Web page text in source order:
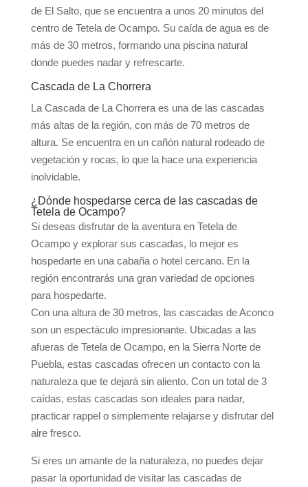
de El Salto, que se encuentra a unos 20 minutos del
centro de Tetela de Ocampo. Su caída de agua es de
más de 30 metros, formando una piscina natural
donde puedes nadar y refrescarte.
Cascada de La Chorrera
La Cascada de La Chorrera es una de las cascadas
más altas de la región, con más de 70 metros de
altura. Se encuentra en un cañón natural rodeado de
vegetación y rocas, lo que la hace una experiencia
inolvidable.
¿Dónde hospedarse cerca de las cascadas de
Tetela de Ocampo?
Si deseas disfrutar de la aventura en Tetela de
Ocampo y explorar sus cascadas, lo mejor es
hospedarte en una cabaña o hotel cercano. En la
región encontrarás una gran variedad de opciones
para hospedarte.
Con una altura de 30 metros, las cascadas de Aconco
son un espectáculo impresionante. Ubicadas a las
afueras de Tetela de Ocampo, en la Sierra Norte de
Puebla, estas cascadas ofrecen un contacto con la
naturaleza que te dejará sin aliento. Con un total de 3
caídas, estas cascadas son ideales para nadar,
practicar rappel o simplemente relajarse y disfrutar del
aire fresco.
Si eres un amante de la naturaleza, no puedes dejar
pasar la oportunidad de visitar las cascadas de